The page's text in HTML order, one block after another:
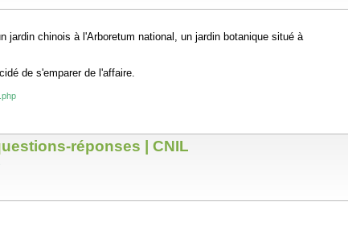
jardin chinois à l'Arboretum national, un jardin botanique situé à
de s'emparer de l'affaire.
réponses | CNIL